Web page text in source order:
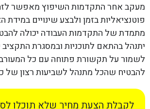
מעקב אחר התקדמות השיפוץ מאפשר
פוטנציאליות בזמן ולבצע שינויים במידת
מתמדת של התקדמות העבודה יכולה
יתנהל בהתאם לתוכניות ובמסגרת
לשמור על תקשורת פתוחה עם כל
להבטיח שהכל מתנהל לשביעות רצון של
לקבלת הצעת מחיר שלא תוכלו